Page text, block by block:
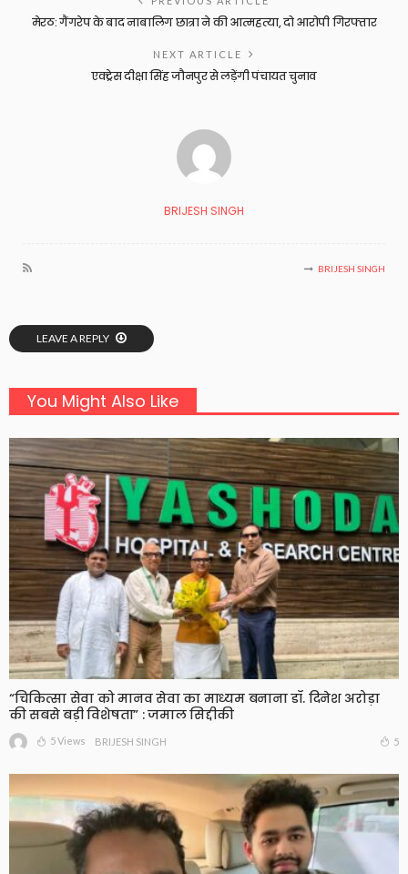
मेरठ: गैंगरेप के बाद नाबालिग छात्रा ने की आत्महत्या, दो आरोपी गिरफ्तार
NEXT ARTICLE
एक्ट्रेस दीक्षा सिंह जौनपुर से लड़ेंगी पंचायत चुनाव
BRIJESH SINGH
BRIJESH SINGH
LEAVE A REPLY
You Might Also Like
“चिकित्सा सेवा को मानव सेवा का माध्यम बनाना डॉ. दिनेश अरोड़ा
की सबसे बड़ी विशेषता” : जमाल सिद्दीकी
5 Views BRIJESH SINGH 5